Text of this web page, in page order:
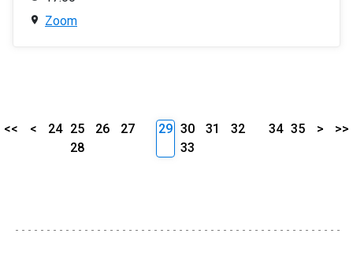
Zoom
<< < 24 25 26
27
28
29 30 31
32
33
34 35 > >>